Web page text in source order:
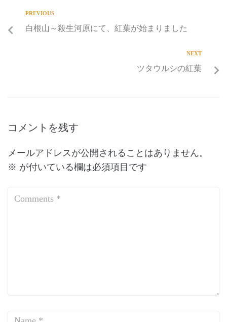
PREVIOUS
白根山～殺生河原にて、紅葉が始まりました
NEXT
ツタウルシの紅葉
コメントを残す
メールアドレスが公開されることはありません。
※ が付いている欄は必須項目です